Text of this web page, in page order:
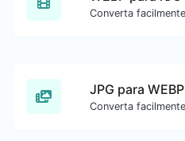
JPG para WEBP